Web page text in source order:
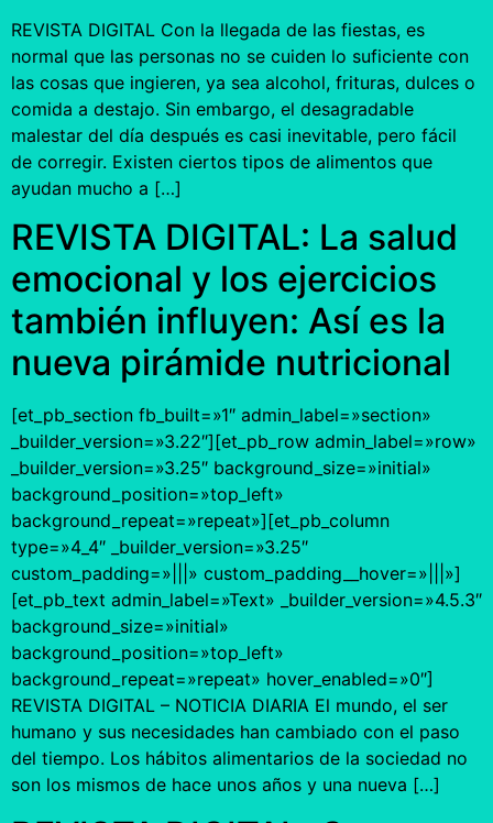
REVISTA DIGITAL Con la llegada de las fiestas, es
normal que las personas no se cuiden lo suficiente con
las cosas que ingieren, ya sea alcohol, frituras, dulces o
comida a destajo. Sin embargo, el desagradable
malestar del día después es casi inevitable, pero fácil
de corregir. Existen ciertos tipos de alimentos que
ayudan mucho a […]
REVISTA DIGITAL: La salud
emocional y los ejercicios
también influyen: Así es la
nueva pirámide nutricional
[et_pb_section fb_built=»1″ admin_label=»section»
_builder_version=»3.22″][et_pb_row admin_label=»row»
_builder_version=»3.25″ background_size=»initial»
background_position=»top_left»
background_repeat=»repeat»][et_pb_column
type=»4_4″ _builder_version=»3.25″
custom_padding=»|||» custom_padding__hover=»|||»]
[et_pb_text admin_label=»Text» _builder_version=»4.5.3″
background_size=»initial»
background_position=»top_left»
background_repeat=»repeat» hover_enabled=»0″]
REVISTA DIGITAL – NOTICIA DIARIA El mundo, el ser
humano y sus necesidades han cambiado con el paso
del tiempo. Los hábitos alimentarios de la sociedad no
son los mismos de hace unos años y una nueva […]